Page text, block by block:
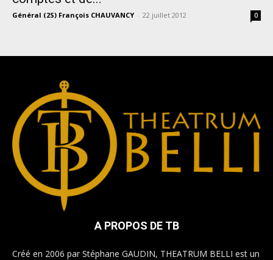
Général (2S) François CHAUVANCY - 22 juillet 2012 0
A PROPOS DE TB
Créé en 2006 par Stéphane GAUDIN, THEATRUM BELLI est un